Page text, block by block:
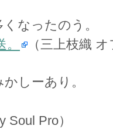
なったのう。
（三上枝織
しーあり。
Soul Pro）